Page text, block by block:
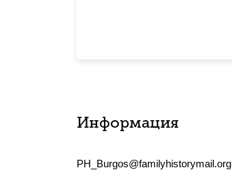
Информация
PH_Burgos@familyhistorymail.org